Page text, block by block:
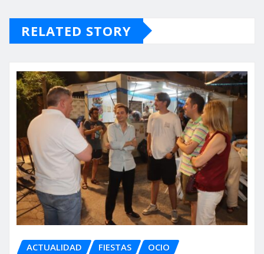
RELATED STORY
ACTUALIDAD FIESTAS OCIO